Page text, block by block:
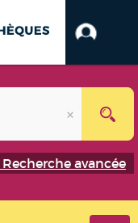
Recherche avancée